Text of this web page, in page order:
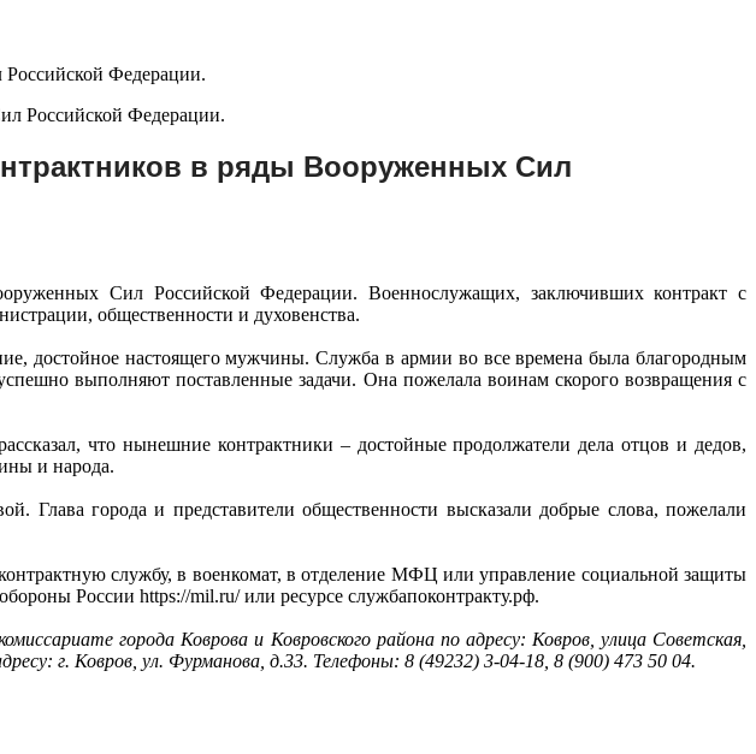
Федерации.
в ряды Вооруженных Сил
Сил Российской Федерации. Военнослужащих, заключивших контракт с
общественности и духовенства.
достойное настоящего мужчины. Служба в армии во все времена была благородным
выполняют поставленные задачи. Она пожелала воинам скорого возвращения с
что нынешние контрактники – достойные продолжатели дела отцов и дедов,
и народа.
Глава города и представители общественности высказали добрые слова, пожелали
службу, в военкомат, в отделение МФЦ или управление социальной защиты
России https://mil.ru/ или ресурсе службапоконтракту.рф.
города Коврова и Ковровского района по адресу: Ковров, улица Советская,
г. Ковров, ул. Фурманова, д.33. Телефоны: 8 (49232) 3-04-18, 8 (900) 473 50 04.